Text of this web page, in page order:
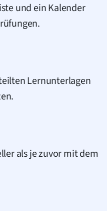
und ein Kalender
Lernunterlagen
als je zuvor mit dem